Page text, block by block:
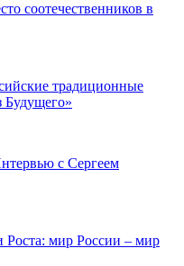
соотечественников в
традиционные
Будущего»
с Сергеем
Роста: мир России – мир